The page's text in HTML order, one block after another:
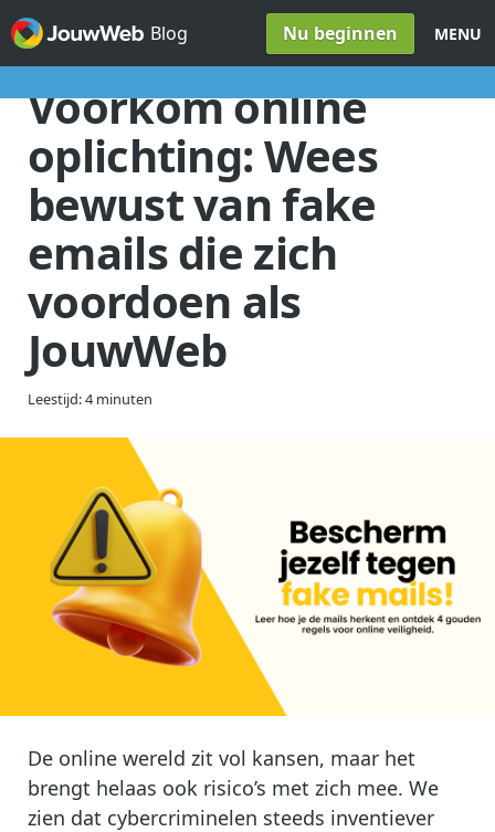
Spring naar inhoud
Blog
Nu beginnen MENU
Voorkom online
oplichting: Wees
bewust van fake
emails die zich
voordoen als
JouwWeb
Leestijd: 4 minuten
De online wereld zit vol kansen, maar het
brengt helaas ook risico’s met zich mee. We
zien dat cybercriminelen steeds inventiever